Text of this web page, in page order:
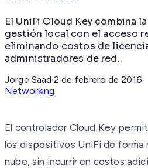
El UniFi Cloud Key combina
gestión local con el acceso
eliminando costos de
administradores de red.
Jorge Saad·2 de febrero de 2016·
Networking
El controlador Cloud Key
los dispositivos UniFi de forma
nube, sin incurrir en costos